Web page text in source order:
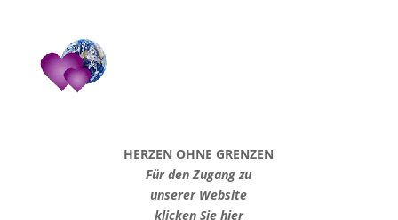
HERZEN OHNE GRENZEN
Für den Zugang zu
unserer Website
klicken Sie hier